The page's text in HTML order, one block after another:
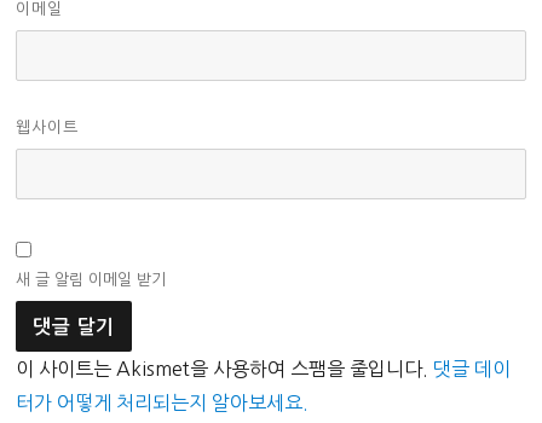
이메일
웹사이트
새 글 알림 이메일 받기
이 사이트는 Akismet을 사용하여 스팸을 줄입니다. 댓글 데이
터가 어떻게 처리되는지 알아보세요.